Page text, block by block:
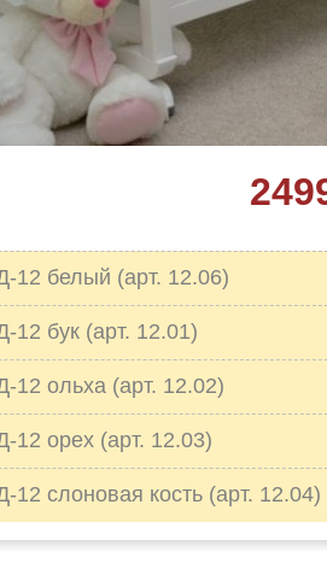
12 белый (арт. 12.06)
12 бук (арт. 12.01)
12 ольха (арт. 12.02)
12 орех (арт. 12.03)
12 слоновая кость (арт. 12.04)